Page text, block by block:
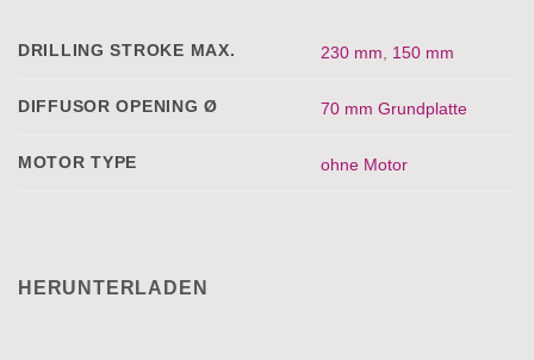
DRILLING STROKE MAX. 230 mm 150 mm
DIFFUSOR OPENING Ø 70 mm Grundplatte
MOTOR TYPE ohne Motor
HERUNTERLADEN